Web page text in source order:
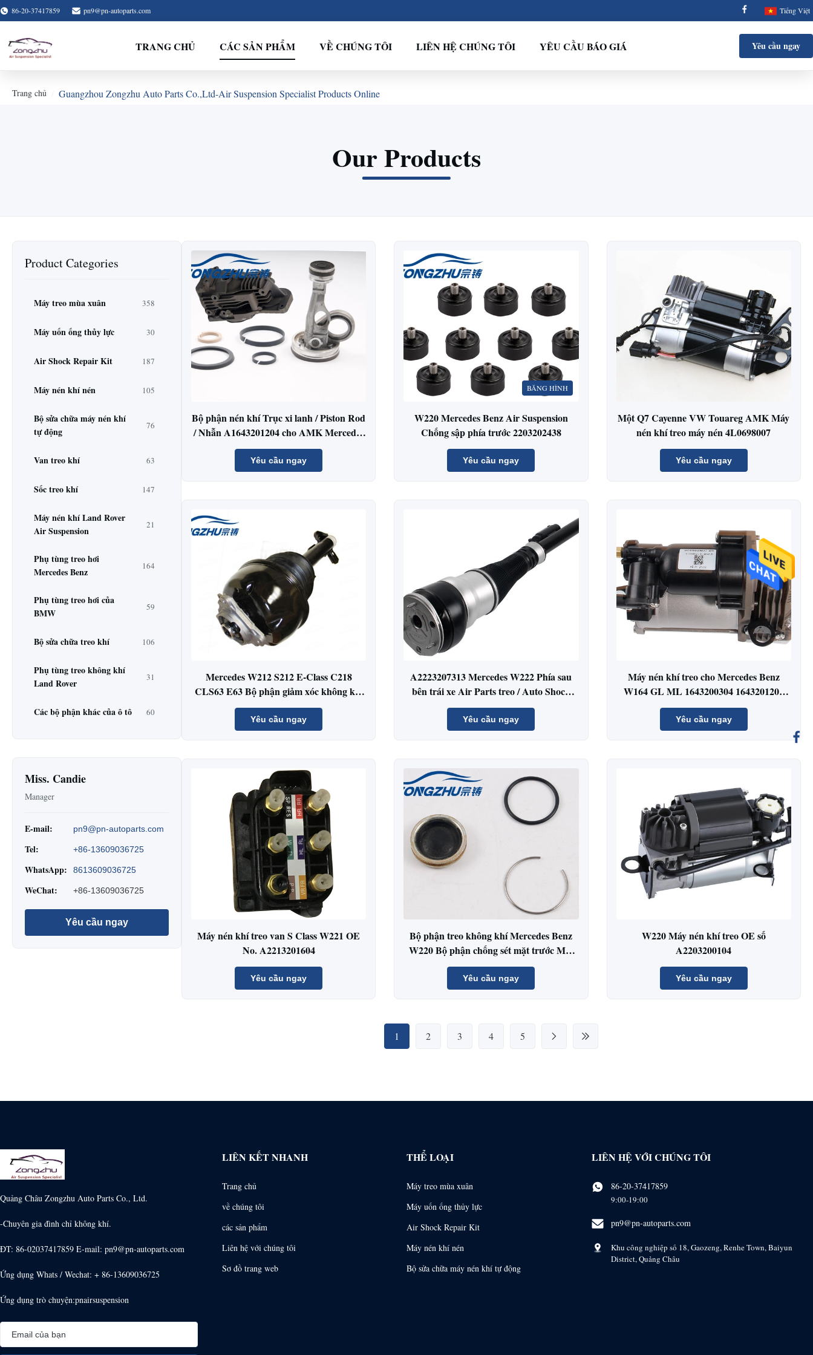
86-20-37417859 pn9@pn-autoparts.com Tiếng Việt
TRANG CHỦ CÁC SẢN PHẨM VỀ CHÚNG TÔI LIÊN HỆ CHÚNG TÔI YÊU CẦU BÁO GIÁ Yêu cầu ngay
Trang chủ Guangzhou Zongzhu Auto Parts Co.,Ltd-Air Suspension Specialist Products Online
Our Products
Product Categories
Máy treo mùa xuân 358
Máy uốn ống thủy lực 30
Air Shock Repair Kit 187
Máy nén khí nén 105
Bộ sửa chữa máy nén khí
tự động
76
Van treo khí 63
Sốc treo khí 147
Máy nén khí Land Rover
Air Suspension
21
Phụ tùng treo hơi
Mercedes Benz
164
Phụ tùng treo hơi của
BMW
59
Bộ sửa chữa treo khí 106
Phụ tùng treo không khí
Land Rover
31
Các bộ phận khác của ô tô 60
Miss. Candie
Manager
E-mail: pn9@pn-autoparts.com
Tel: +86-13609036725
WhatsApp: 8613609036725
WeChat: +86-13609036725
Yêu cầu ngay
Bộ phận nén khí Trục xi lanh / Piston Rod
/ Nhẫn A1643201204 cho AMK Mercedes
W164
Yêu cầu ngay
BĂNG HÌNH
W220 Mercedes Benz Air Suspension
Chống sập phía trước 2203202438
Yêu cầu ngay
Một Q7 Cayenne VW Touareg AMK Máy
nén khí treo máy nén 4L0698007
Yêu cầu ngay
Mercedes W212 S212 E-Class C218
CLS63 E63 Bộ phận giảm xóc không khí
trước 2123203138
Yêu cầu ngay
A2223207313 Mercedes W222 Phía sau
bên trái xe Air Parts treo / Auto Shock
Absorbers
Yêu cầu ngay
Máy nén khí treo cho Mercedes Benz
W164 GL ML 1643200304 1643201204
1643200304 1643200204 1643200
Yêu cầu ngay
Máy nén khí treo van S Class W221 OE
No. A2213201604
Yêu cầu ngay
Bộ phận treo không khí Mercedes Benz
W220 Bộ phận chống sét mặt trước Mặt
trước lên mặt kính thần kinh
Yêu cầu ngay
W220 Máy nén khí treo OE số
A2203200104
Yêu cầu ngay
1 2 3 4 5
Quảng Châu Zongzhu Auto Parts Co., Ltd.
-Chuyên gia đình chỉ không khí.
ĐT: 86-02037417859 E-mail: pn9@pn-autoparts.com
Ứng dụng Whats / Wechat: + 86-13609036725
Ứng dụng trò chuyện:pnairsuspension
LIÊN KẾT NHANH
Trang chủ
về chúng tôi
các sản phẩm
Liên hệ với chúng tôi
Sơ đồ trang web
THỂ LOẠI
Máy treo mùa xuân
Máy uốn ống thủy lực
Air Shock Repair Kit
Máy nén khí nén
Bộ sửa chữa máy nén khí tự động
LIÊN HỆ VỚI CHÚNG TÔI
86-20-37417859
9:00-19:00
pn9@pn-autoparts.com
Khu công nghiệp số 18, Gaozeng, Renhe Town, Baiyun
District, Quảng Châu